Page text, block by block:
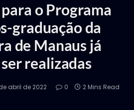
o Programa
graduação da
de Manaus já
realizadas
abril de 2022 0 2 Mins Read